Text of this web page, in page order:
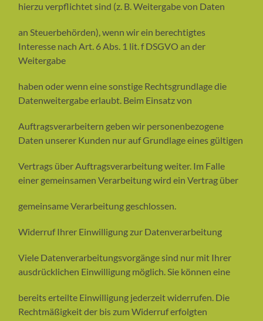
hierzu verpflichtet sind (z. B. Weitergabe von Daten
an Steuerbehörden), wenn wir ein berechtigtes
Interesse nach Art. 6 Abs. 1 lit. f DSGVO an der
Weitergabe
haben oder wenn eine sonstige Rechtsgrundlage die
Datenweitergabe erlaubt. Beim Einsatz von
Auftragsverarbeitern geben wir personenbezogene
Daten unserer Kunden nur auf Grundlage eines gültigen
Vertrags über Auftragsverarbeitung weiter. Im Falle
einer gemeinsamen Verarbeitung wird ein Vertrag über
gemeinsame Verarbeitung geschlossen.
Widerruf Ihrer Einwilligung zur Datenverarbeitung
Viele Datenverarbeitungsvorgänge sind nur mit Ihrer
ausdrücklichen Einwilligung möglich. Sie können eine
bereits erteilte Einwilligung jederzeit widerrufen. Die
Rechtmäßigkeit der bis zum Widerruf erfolgten